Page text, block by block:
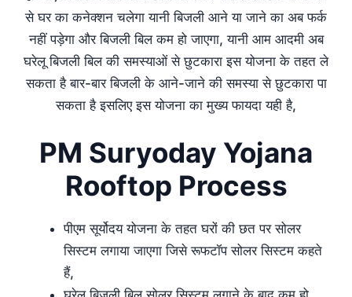
से घर का कनेक्शन चलेगा यानी बिजली आने या जाने का अब फर्क
नहीं पड़ेगा और बिजली बिल कम हो जाएगा, यानी आम आदमी अब
घरेलू बिजली बिल की समस्याओं से छुटकारा इस योजना के तहत ले
सकता है बार-बार बिजली के आने-जाने की समस्या से छुटकारा पा
सकता है इसलिए इस योजना का मुख्य फायदा यही है,
PM Suryoday Yojana
Rooftop Process
पीएम सूर्योदय योजना के तहत घरों की छत पर सोलर
सिस्टम लगाया जाएगा जिसे रूफटॉप सोलर सिस्टम कहते
हैं,